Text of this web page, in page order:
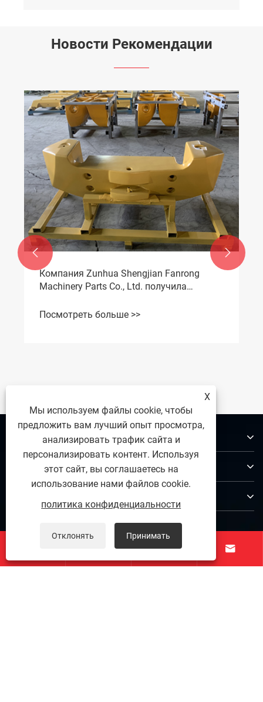
Новости Рекомендации
Компания Zunhua Shengjian Fanrong
Machinery Parts Co., Ltd. получила
клиента
Посмотреть больше >>
 
Продукты
ПОДПИСЫВАЙТЕСЬ НА НАС
 
X
Мы используем файлы cookie, чтобы
предложить вам лучший опыт просмотра,
анализировать трафик сайта и
персонализировать контент. Используя
этот сайт, вы соглашаетесь на
использование нами файлов cookie.
политика конфиденциальности
Отклонять Принимать